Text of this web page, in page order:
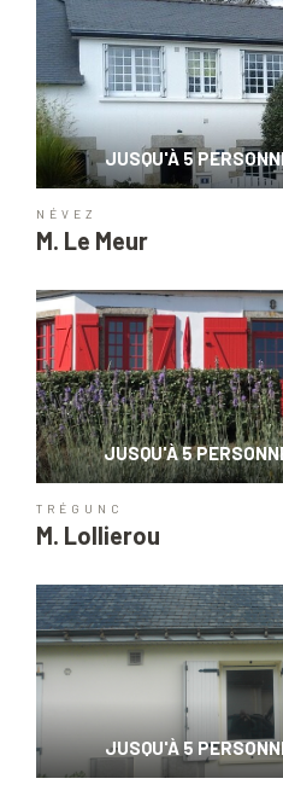
JUSQU'À 5
NÉVEZ
M. Le Meur
JUSQU'À 5
TRÉGUNC
M. Lollierou
JUSQU'À 5